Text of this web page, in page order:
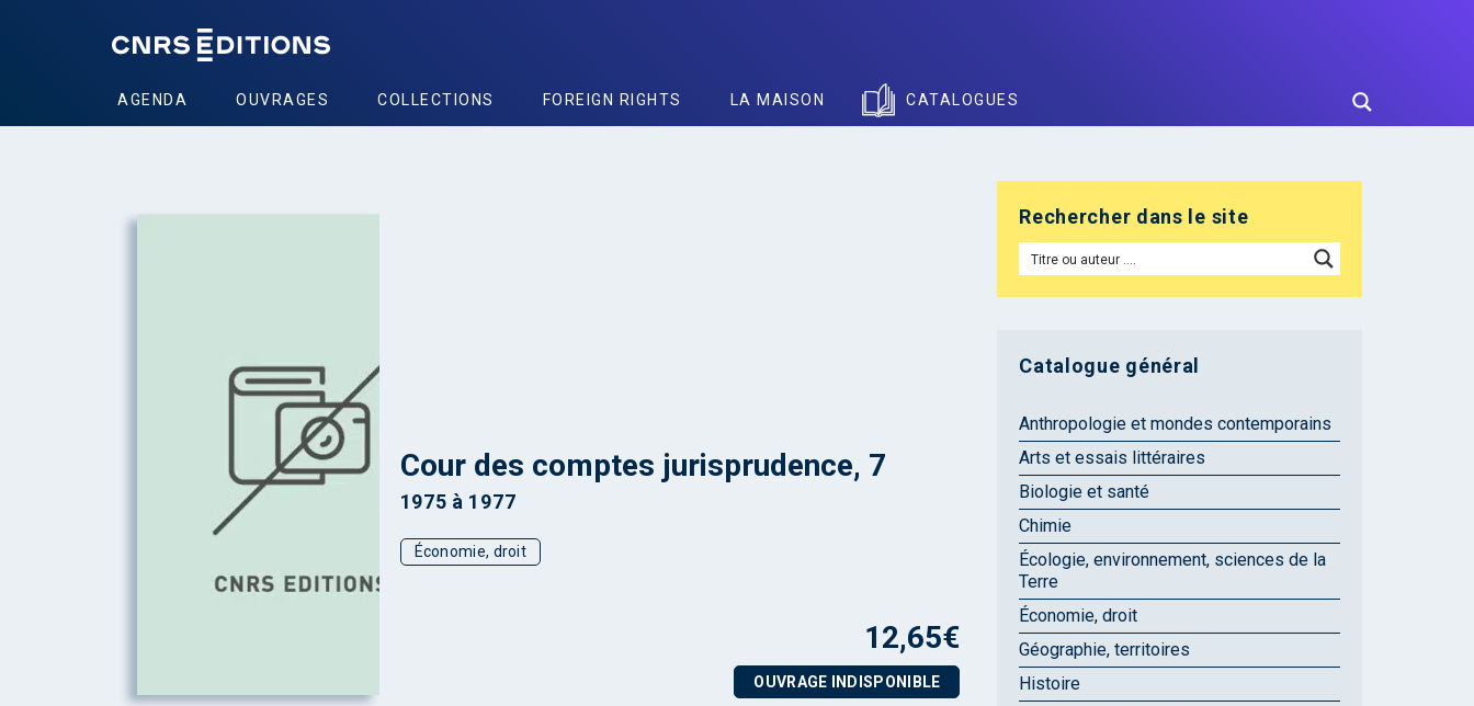
AGENDA OUVRAGES COLLECTIONS FOREIGN RIGHTS LA MAISON CATALOGUES
Cour des comptes jurisprudence, 7
1975 à 1977
Économie, droit
12,65€
OUVRAGE INDISPONIBLE
Rechercher dans le site
Catalogue général
Anthropologie et mondes contemporains
Arts et essais littéraires
Biologie et santé
Chimie
Écologie, environnement, sciences de la
Terre
Économie, droit
Géographie, territoires
Histoire